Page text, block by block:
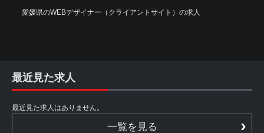
愛媛県のWEBデザイナー（クライアントサイト）の求人
最近見た求人
最近見た求人はありません。
一覧を見る